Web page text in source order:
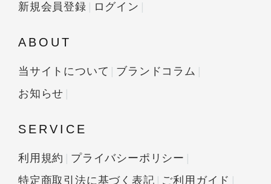
新規会員登録 ログイン
ABOUT
当サイトについて
ブランドコラム
お知らせ
SERVICE
利用規約
プライバシーポリシー
特定商取引法に基づく表記
ご利用ガイド